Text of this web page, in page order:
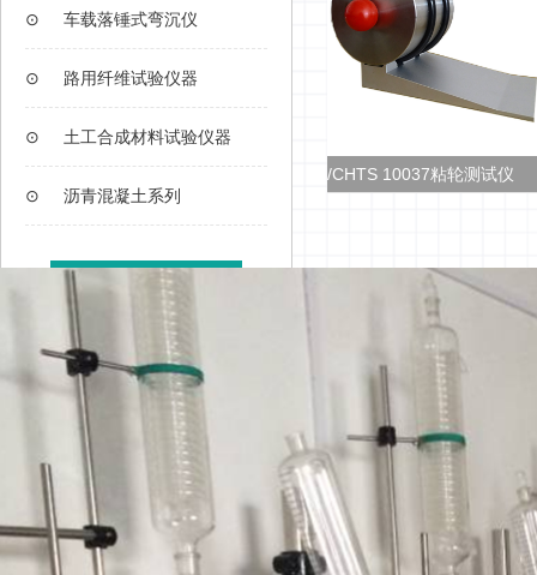
⊙ 车载落锤式弯沉仪
⊙ 路用纤维试验仪器
⊙ 土工合成材料试验仪器
⊙ 沥青混凝土系列
查看更多>>
T/CHTS 10037粘轮测试仪